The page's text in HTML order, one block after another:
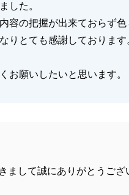
した。
容の把握が出来ておらず
りとても感謝しておりま
お願いしたいと思います。
まして誠にありがとうござ